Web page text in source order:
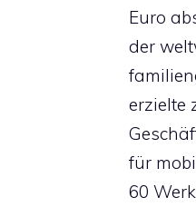
Euro
der
erzielte
für
60